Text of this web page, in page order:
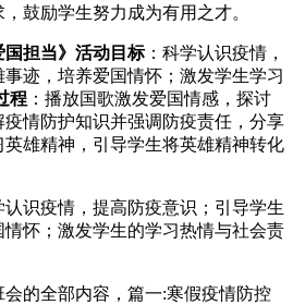
鼓励学生努力成为有用之才。
担当》 活动目标：科学认识疫情，
迹，培养爱国情怀；激发学生学习
程 ：播放国歌激发爱国情感，探讨
情防护知识并强调防疫责任，分享
雄精神，引导学生将英雄精神转化
认识疫情，提高防疫意识；引导学生
怀；激发学生的学习热情与社会责
的全部内容，篇一:寒假疫情防控